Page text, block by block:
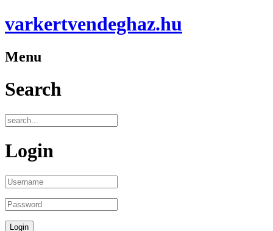
varkertvendeghaz.hu
Menu
Search
Login